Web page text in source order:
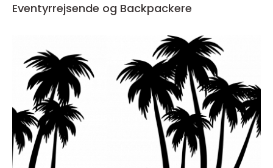
Eventyrrejsende og Backpackere